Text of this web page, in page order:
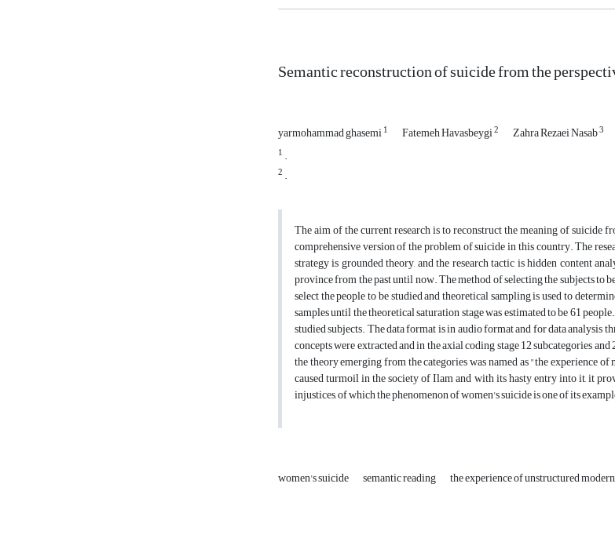
Semantic reconstruction of suicide from the
yarmohammad ghasemi1 Fatemeh Havasbeygi2 Zahra Rezaei Nasab3
1 .
2 .
The aim of the current research is to reconstruct the meaning of suicide
comprehensive version of the problem of suicide in this country. The
strategy is grounded theory, and the research tactic is hidden content
province from the past until now. The method of selecting the subjects to
select the people to be studied and theoretical sampling is used to
samples until the theoretical saturation stage was estimated to be 61
studied subjects. The data format is in audio format and for data analysis
concepts were extracted and in the axial coding stage 12 subcategories
the theory emerging from the categories was named as "the experience
caused turmoil in the society of Ilam and with its hasty entry into it, it
injustices, of which the phenomenon of women's suicide is one of its
women's suicide semantic reading the experience of unstructured